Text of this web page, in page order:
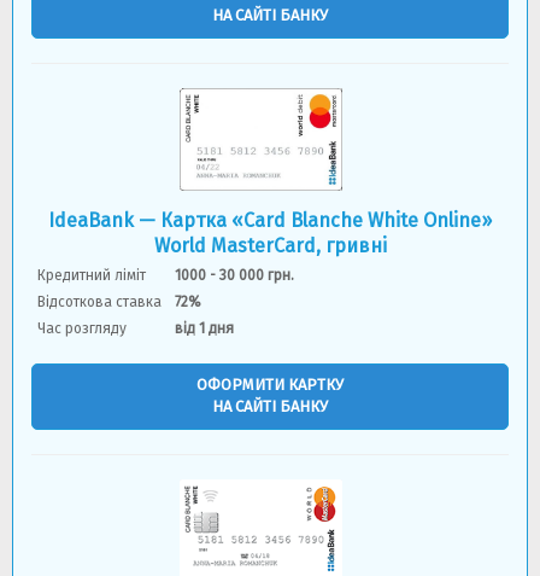
НА САЙТІ БАНКУ
IdeaBank — Картка «Card Blanche White Online»
World MasterCard, гривнi
Кредитний ліміт
1000 - 30 000 грн.
Відсоткова ставка
72%
Час розгляду
вiд 1 дня
ОФОРМИТИ КАРТКУ
НА САЙТІ БАНКУ